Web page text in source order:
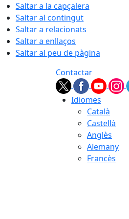
Saltar a la capçalera
Saltar al contingut
Saltar a relacionats
Saltar a enllaços
Saltar al peu de pàgina
Contactar
Idiomes
Català
Castellà
Anglès
Alemany
Francès